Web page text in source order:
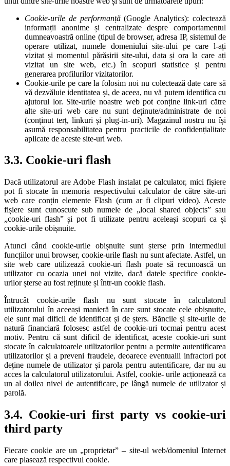
Cookie-urile de performanță(Google Analytics): colectează
informații anonime și centralizate despre comportamentul
dumneavoastră online (tipul de browser, adresa IP, sistemul de
operare utilizat, numele domeniului site-ului pe care l-ați
vizitat și momentul părăsirii site-ului, data și ora la care ați
vizitat un site web, etc.) în scopuri statistice și pentru
generarea profilurilor vizitatorilor.
Cookie-urile pe care la folosim noi nu colectează date care să
vă dezvăluie identitatea și, de aceea, nu vă putem identifica cu
ajutorul lor. Site-urile noastre web pot conține link-uri către
alte site-uri web care nu sunt deținute/administrate de noi
(conținut terț, linkuri și plug-in-uri). Magazinul nostru nu își
asumă responsabilitatea pentru practicile de confidențialitate
aplicate de aceste site-uri web.
3.3. Cookie-uri flash
Dacă utilizatorul are Adobe Flash instalat pe calculator, mici fișiere
pot fi stocate în memoria respectivului calculator de către site-uri
web care conțin elemente Flash (cum ar fi clipuri video). Aceste
fișiere sunt cunoscute sub numele de „local shared objects” sau
„cookie-uri flash” și pot fi utilizate pentru aceleași scopuri ca și
cookie-urile obișnuite.
Atunci când cookie-urile obișnuite sunt șterse prin intermediul
funcțiilor unui browser, cookie-urile flash nu sunt afectate. Astfel, un
site web care utilizează cookie-uri flash poate să recunoască un
utilizator cu ocazia unei noi vizite, dacă datele specifice cookie-
urilor șterse au fost reținute și într-un cookie flash.
Întrucât cookie-urile flash nu sunt stocate în calculatorul
utilizatorului în aceeași manieră în care sunt stocate cele obișnuite,
ele sunt mai dificil de identificat și de șters. Băncile și site-urile de
natură financiară folosesc astfel de cookie-uri tocmai pentru acest
motiv. Pentru că sunt dificil de identificat, aceste cookie-uri sunt
stocate în calculatoarele utilizatorilor pentru a permite autentificarea
utilizatorilor și a preveni fraudele, deoarece eventualii infractori pot
deține numele de utilizator și parola pentru autentificare, dar nu au
acces la calculatorul utilizatorului. Astfel, cookie- urile acționează ca
un al doilea nivel de autentificare, pe lângă numele de utilizator și
parolă.
3.4. Cookie-uri first party vs cookie-uri
third party
Fiecare cookie are un „proprietar” – site-ul web/domeniul Internet
care plasează respectivul cookie.